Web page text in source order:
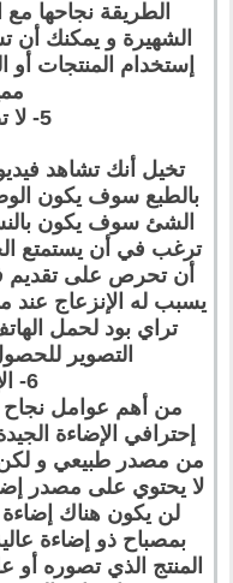
الطريقة نجاحها مع
الشهيرة و يمكنك
إستخدام المنتجات أو
5- لا تصور بيد مهتزة
تخيل أنك تشاهد
بالطبع سوف يكون
الشئ سوف يكون
ترغب في أن يستمتع
أن تحرص على تقديم
يسبب له الإنزعاج
تراي بود لحمل
التصوير
6- الإضاءة الجيدة
من أهم عوامل نجاح
إحترافي الإضاءة
من مصدر طبيعي و
لا يحتوي على مصدر
لن يكون هناك إضاءة
بمصباح ذو إضاءة
المنتج الذي تصوره